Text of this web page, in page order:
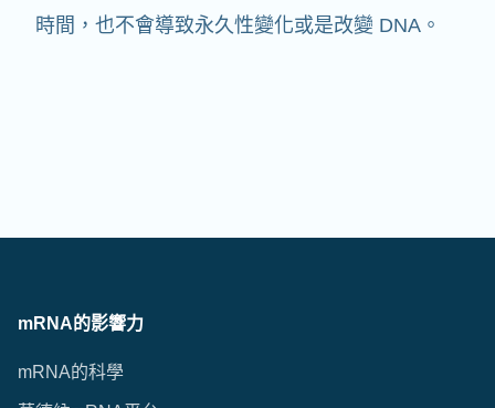
時間，也不會導致永久性變化或是改變 DNA。
mRNA的影響力
mRNA的科學